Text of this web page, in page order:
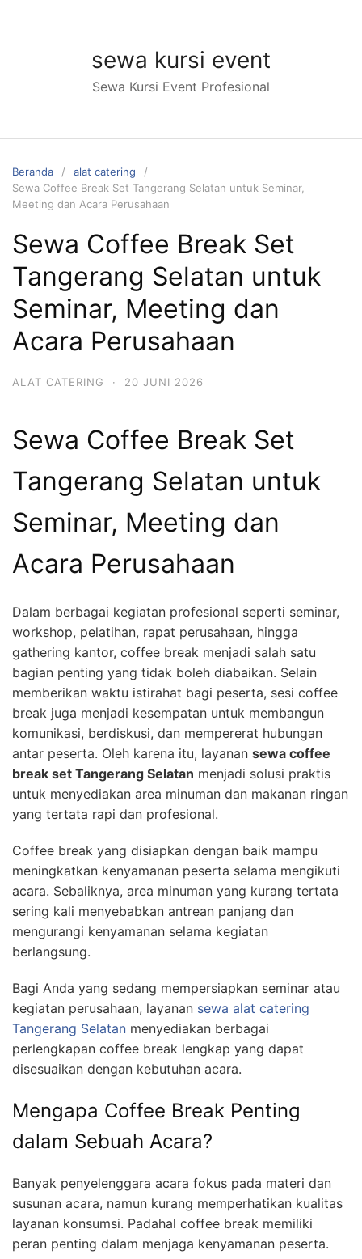
sewa kursi event
Sewa Kursi Event Profesional
Beranda
alat catering
Sewa Coffee Break Set Tangerang Selatan untuk Seminar,
Meeting dan Acara Perusahaan
Sewa Coffee Break Set
Tangerang Selatan untuk
Seminar, Meeting dan
Acara Perusahaan
ALAT CATERING · 20 JUNI 2026
Sewa Coffee Break Set
Tangerang Selatan untuk
Seminar, Meeting dan
Acara Perusahaan
Dalam berbagai kegiatan profesional seperti seminar,
workshop, pelatihan, rapat perusahaan, hingga
gathering kantor, coffee break menjadi salah satu
bagian penting yang tidak boleh diabaikan. Selain
memberikan waktu istirahat bagi peserta, sesi coffee
break juga menjadi kesempatan untuk membangun
komunikasi, berdiskusi, dan mempererat hubungan
antar peserta. Oleh karena itu, layanan sewa coffee
break set Tangerang Selatan menjadi solusi praktis
untuk menyediakan area minuman dan makanan ringan
yang tertata rapi dan profesional.
Coffee break yang disiapkan dengan baik mampu
meningkatkan kenyamanan peserta selama mengikuti
acara. Sebaliknya, area minuman yang kurang tertata
sering kali menyebabkan antrean panjang dan
mengurangi kenyamanan selama kegiatan
berlangsung.
Bagi Anda yang sedang mempersiapkan seminar atau
kegiatan perusahaan, layanan sewa alat catering
Tangerang Selatan menyediakan berbagai
perlengkapan coffee break lengkap yang dapat
disesuaikan dengan kebutuhan acara.
Mengapa Coffee Break Penting
dalam Sebuah Acara?
Banyak penyelenggara acara fokus pada materi dan
susunan acara, namun kurang memperhatikan kualitas
layanan konsumsi. Padahal coffee break memiliki
peran penting dalam menjaga kenyamanan peserta.